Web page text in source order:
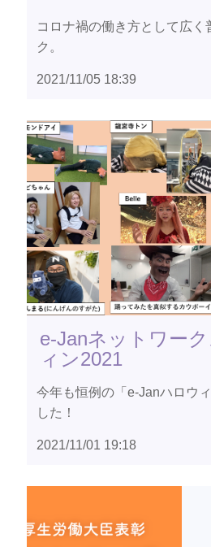
コロナ禍の働き方として広く
ク。
2021/11/05 18:39
e-Janネットワー
ィン2021
今年も恒例の「e-Janハロウ
した！
2021/11/01 19:18